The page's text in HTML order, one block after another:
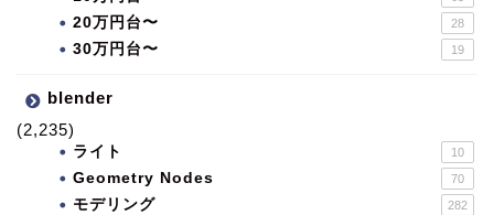
20万円台〜 28
30万円台〜 19
blender
(2,235)
ライト 10
Geometry Nodes 70
モデリング 282